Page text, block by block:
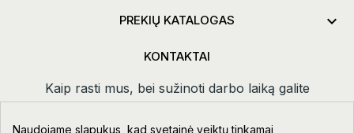
PREKIŲ KATALOGAS 
KONTAKTAI
Kaip rasti mus, bei sužinoti darbo laiką galite
paspauduskontaktai.
Naudojame slapukus, kad svetainė veiktų tinkamai,